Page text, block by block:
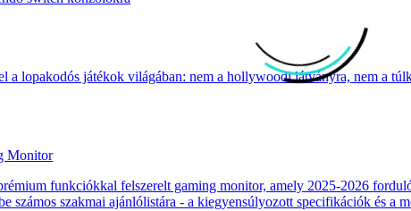
lopakodós játékok világában: nem a hollywoodi látványra, nem a
Monitor
funkciókkal felszerelt gaming monitor, amely 2025-2026
számos szakmai ajánlólistára - a kiegyensúlyozott specifikációk és